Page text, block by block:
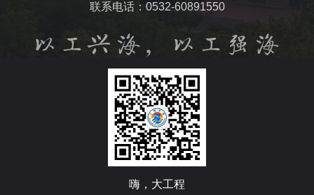
联系电话：0532-60891550
嗨，大工程